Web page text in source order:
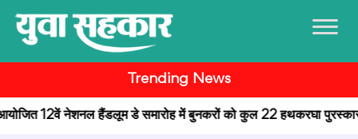
Trending News
12वें नेशनल हैंडलूम डे समारोह में बुनकरों को कुल 22 हथकरघा पुरस्कार